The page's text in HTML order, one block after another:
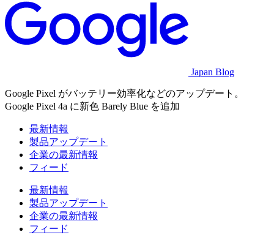
Japan Blog
Google Pixel がバッテリー効率化などのアップデート。
Google Pixel 4a に新色 Barely Blue を追加
最新情報
製品アップデート
企業の最新情報
フィード
最新情報
製品アップデート
企業の最新情報
フィード